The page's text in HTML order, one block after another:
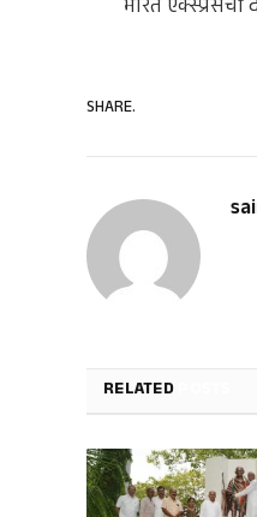
भारत एक्स्प्रेसची
SHARE.
RELATED